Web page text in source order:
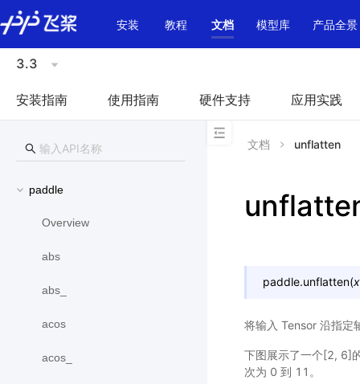
\u200E
安装
教程 文档 模型库 产品全景
3.3
安装指南 使用指南 硬件支持 应用实践
paddle
Overview
abs
abs_
acos
acos_
文档 unflatten
paddle.unflatten(x
将输入 Tensor 沿指
下图展示了一个[2, 6]
次为 0 到 11。